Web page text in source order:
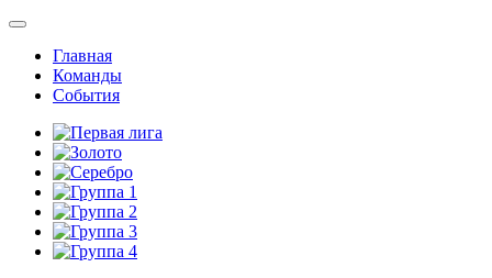
Главная
Команды
События